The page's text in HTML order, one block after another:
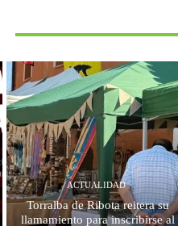
ACTUALIDAD
Torralba de Ribota reitera su
llamamiento para inscribirse al